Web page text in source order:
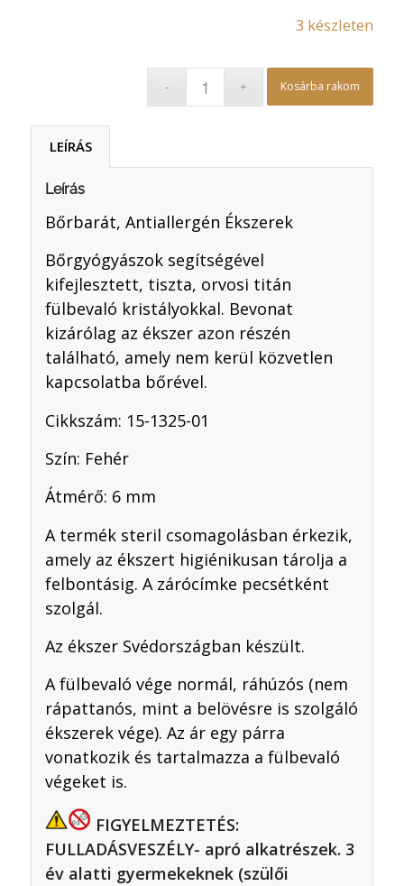
3 készleten
Kosárba rakom
LEÍRÁS
Leírás
Bőrbarát, Antiallergén Ékszerek
Bőrgyógyászok segítségével
kifejlesztett, tiszta, orvosi titán
fülbevaló kristályokkal. Bevonat
kizárólag az ékszer azon részén
található, amely nem kerül közvetlen
kapcsolatba bőrével.
Cikkszám: 15-1325-01
Szín: Fehér
Átmérő: 6 mm
A termék steril csomagolásban érkezik,
amely az ékszert higiénikusan tárolja a
felbontásig. A zárócímke pecsétként
szolgál.
Az ékszer Svédországban készült.
A fülbevaló vége normál, ráhúzós (nem
rápattanós, mint a belövésre is szolgáló
ékszerek vége). Az ár egy párra
vonatkozik és tartalmazza a fülbevaló
végeket is.
FIGYELMEZTETÉS:
FULLADÁSVESZÉLY- apró alkatrészek. 3
év alatti gyermekeknek (szülői